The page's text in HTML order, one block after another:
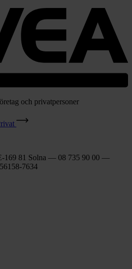
och privatpersoner
169 81 Solna — 08 735 90 00 —